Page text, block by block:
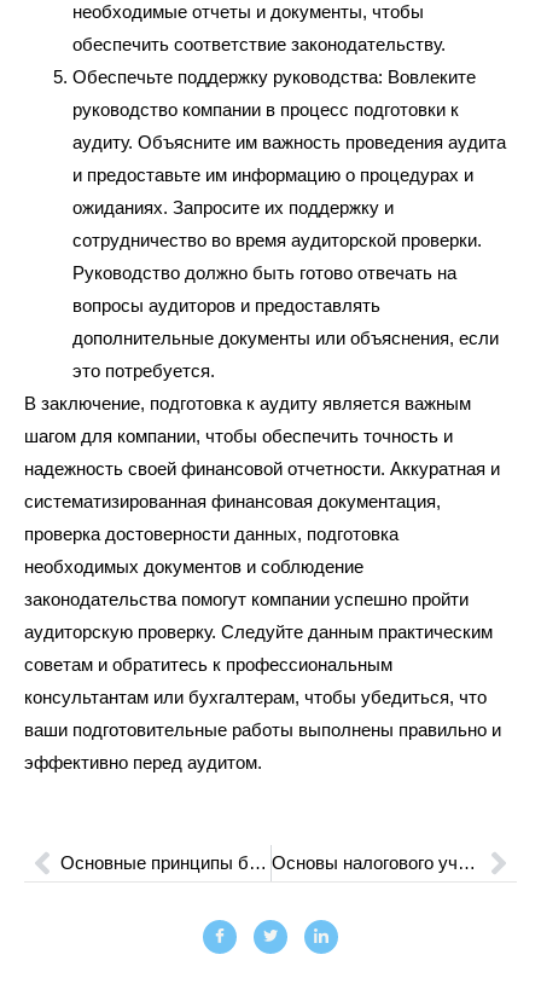
необходимые отчеты и документы, чтобы
обеспечить соответствие законодательству.
Обеспечьте поддержку руководства: Вовлеките
руководство компании в процесс подготовки к
аудиту. Объясните им важность проведения аудита
и предоставьте им информацию о процедурах и
ожиданиях. Запросите их поддержку и
сотрудничество во время аудиторской проверки.
Руководство должно быть готово отвечать на
вопросы аудиторов и предоставлять
дополнительные документы или объяснения, если
это потребуется.
В заключение, подготовка к аудиту является важным
шагом для компании, чтобы обеспечить точность и
надежность своей финансовой отчетности. Аккуратная и
систематизированная финансовая документация,
проверка достоверности данных, подготовка
необходимых документов и соблюдение
законодательства помогут компании успешно пройти
аудиторскую проверку. Следуйте данным практическим
советам и обратитесь к профессиональным
консультантам или бухгалтерам, чтобы убедиться, что
ваши подготовительные работы выполнены правильно и
эффективно перед аудитом.
Основные принципы бухгалтерии: ведение точного финансового учета Основы налогового учета: важные аспекты для бизнеса